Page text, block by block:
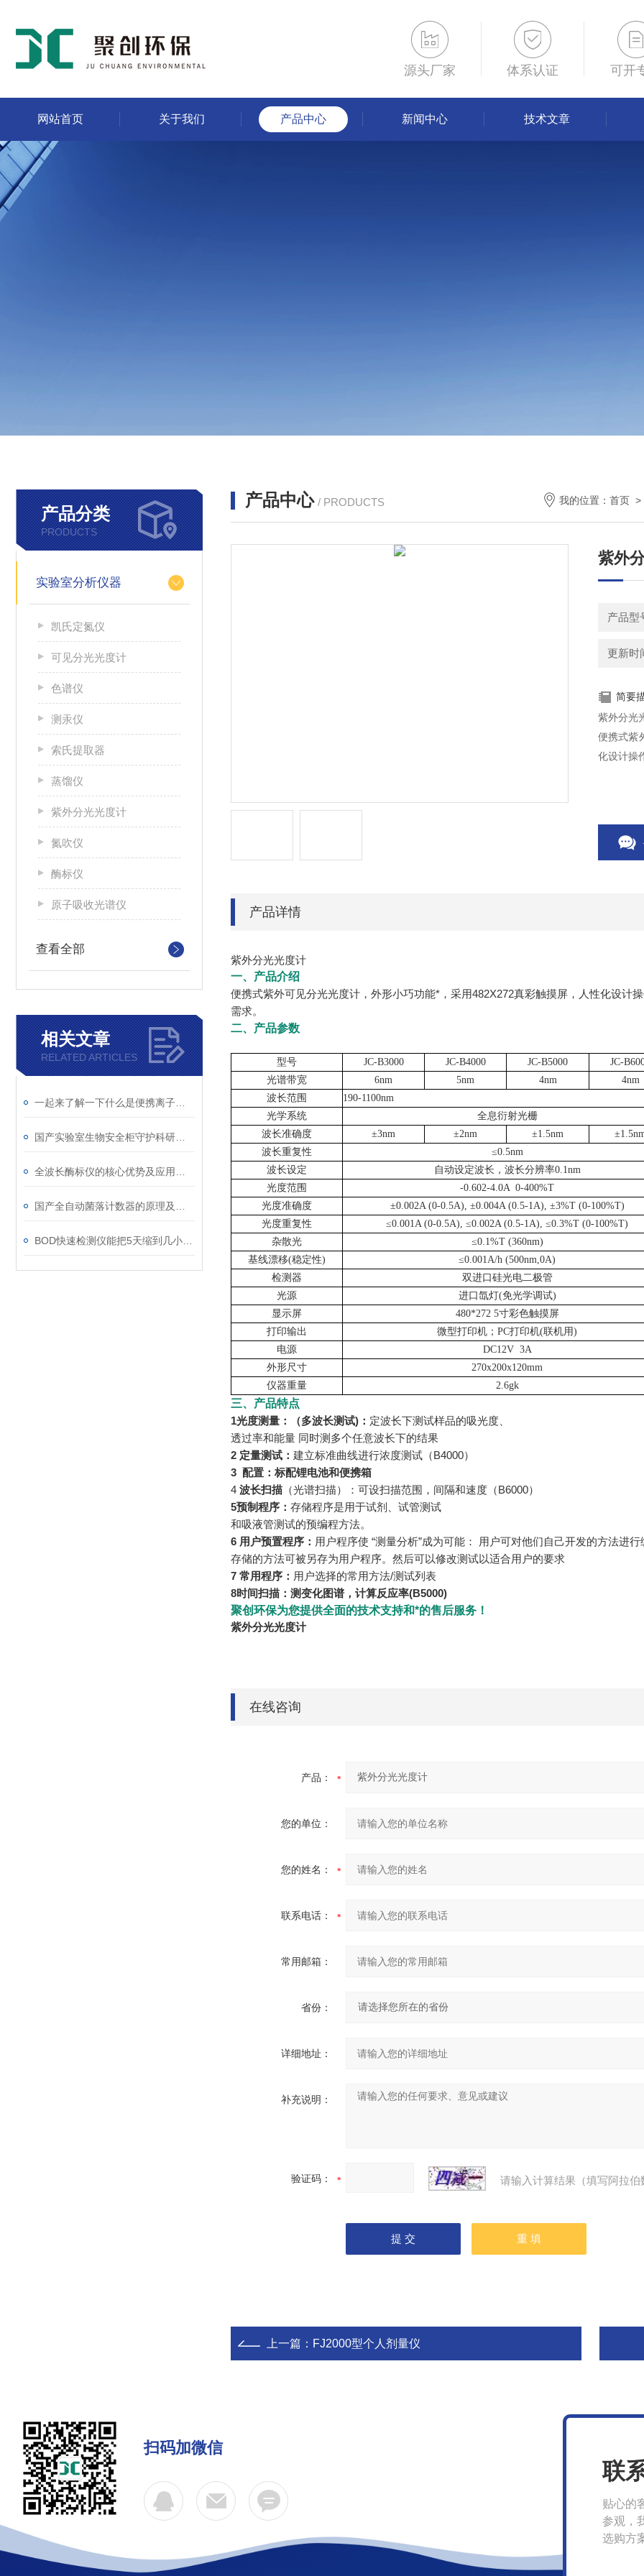
源头厂家 体系认证 可开
网站首页 关于我们 产品中心 新闻中心 技术文章
产品分类
PRODUCTS
实验室分析仪器
凯氏定氮仪
可见分光光度计
色谱仪
测汞仪
索氏提取器
蒸馏仪
紫外分光光度计
氮吹仪
酶标仪
原子吸收光谱仪
查看全部
相关文章
RELATED ARTICLES
产品中心 / PRODUCTS 我的位置： 首页
紫外
产品型
更新时
简要
紫外分光
便携式紫
化设计操
产品详情
紫外分光光度计
一、产品介绍
便携式紫外可见分光光度计，外形小巧功能*，采用482X272真彩触摸屏，人性化设计
需求。
二、产品参数
型号 JC-B3000 JC-B4000 JC-B5000
JC-
光谱带宽
6nm 5nm 4nm
4nm
波长范围
190-1100nm
光学系统
全息衍射光栅
波长准确度
±3nm ±2nm ±1.5nm ±1.5
波长重复性
≤0.5nm
波长设定
自动设定波长，波长分辨率0.1nm
光度范围
-0.602-4.0A 0-400%T
光度准确度
±0.002A (0-0.5A), ±0.004A (0.5-1A), ±3%T (0-100%T)
光度重复性
≤0.001A (0-0.5A), ≤0.002A (0.5-1A), ≤0.3%T (0-100%T)
杂散光
≤0.1%T (360nm)
基线漂移(稳定性)
≤0.001A/h (500nm,0A)
检测器
双进口硅光电二极管
光源
进口氙灯(免光学调试)
显示屏
480*272 5寸彩色触摸屏
打印输出
微型打印机； PC打印机(联机用)
电源
DC12V 3A
外形尺寸
270x200x120mm
仪器重量
2.6gk
三、产品特点
1光度测量 ：（多波长测试) ： 定波长下测试样品的吸光度、
透过率和能量 同时测多个任意波长下的结果
2 定量测试： 建立标准曲线进行浓度测试（B4000）
3 配置：标配锂电池和便携箱
4 波长扫描 （光谱扫描）：可设扫描范围，间隔和速度（B6000）
5预制程序： 存储程序是用于试剂、试管测试
和吸液管测试的预编程方法。
6 用户预置程序： 用户程序使 “测量分析”成为可能：
用户可对他们自己开发的方法进行
存储的方法可被另存为用户程序。然后可以修改测试以适合用户的要求
7 常用程序： 用户选择的常用方法/测试列表
8时间扫描： 测变化图谱，计算反应率(B5000)
聚创环保为您提供全面的技术支持和*的售后服务！
紫外分光光度计
在线咨询
产品：
您的单位：
您的姓名：
联系电话：
常用邮箱：
省份：
详细地址：
补充说明：
验证码： 请输入计算结果（填写阿拉
上一篇： FJ2000型个人剂量仪
扫码加微信
联
贴心的
参观，
选购方